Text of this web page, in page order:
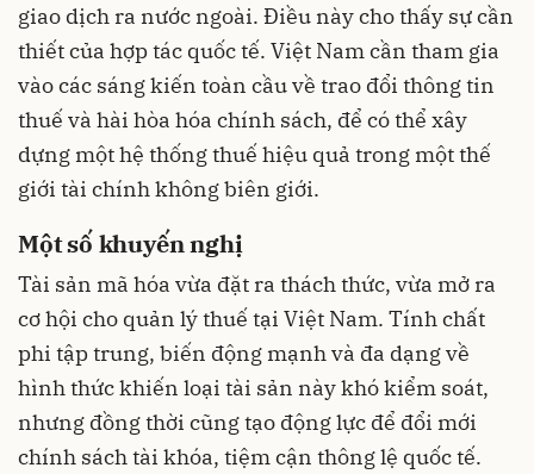
giao dịch ra nước ngoài. Điều này cho thấy sự cần
thiết của hợp tác quốc tế. Việt Nam cần tham gia
vào các sáng kiến toàn cầu về trao đổi thông tin
thuế và hài hòa hóa chính sách, để có thể xây
dựng một hệ thống thuế hiệu quả trong một thế
giới tài chính không biên giới.
Một số khuyến nghị
Tài sản mã hóa vừa đặt ra thách thức, vừa mở ra
cơ hội cho quản lý thuế tại Việt Nam. Tính chất
phi tập trung, biến động mạnh và đa dạng về
hình thức khiến loại tài sản này khó kiểm soát,
nhưng đồng thời cũng tạo động lực để đổi mới
chính sách tài khóa, tiệm cận thông lệ quốc tế.